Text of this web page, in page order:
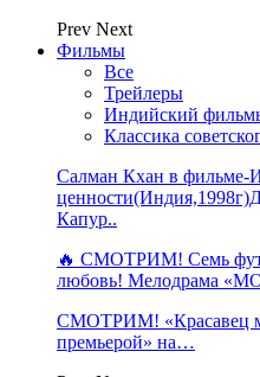
Prev Next
Фильмы
Все
Трейлеры
Индийский
Классика
Салман Кхан в фильме-
Капур..
🔥 СМОТРИМ! Семь
любовь! Мелодрама
СМОТРИМ! «Красавец
премьерой» на…